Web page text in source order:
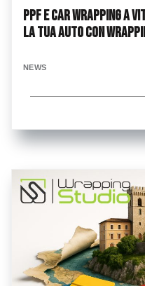
PPF e Car Wrapping a
la tua auto con
NEWS
...